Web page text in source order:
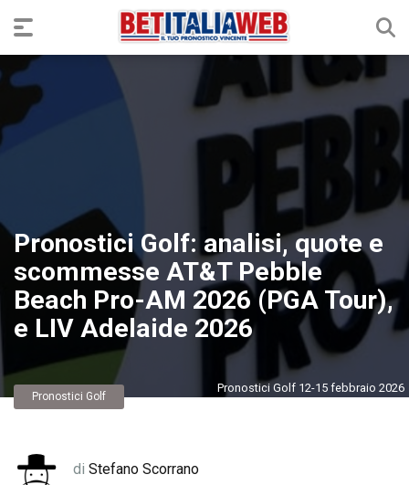
Pronostici Golf: analisi, quote e
scommesse AT&T Pebble
Beach Pro-AM 2026 (PGA Tour),
e LIV Adelaide 2026
Pronostici Golf 12-15 febbraio 2026
Pronostici Golf
di Stefano Scorrano